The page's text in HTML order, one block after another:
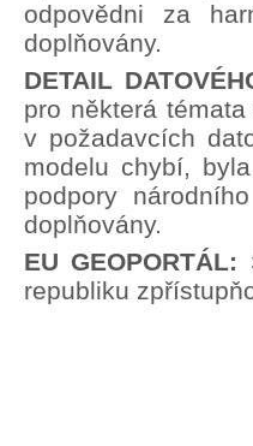
odpovědni za
doplňovány.
DETAIL
pro některá
v požadavcích
modelu chybí,
podpory
doplňovány.
EU GEOPORTÁL:
republiku